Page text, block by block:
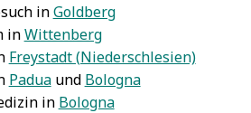
inGoldberg
inWittenberg
Freystadt (Niederschlesien)
Paduaund Bologna
in Bologna